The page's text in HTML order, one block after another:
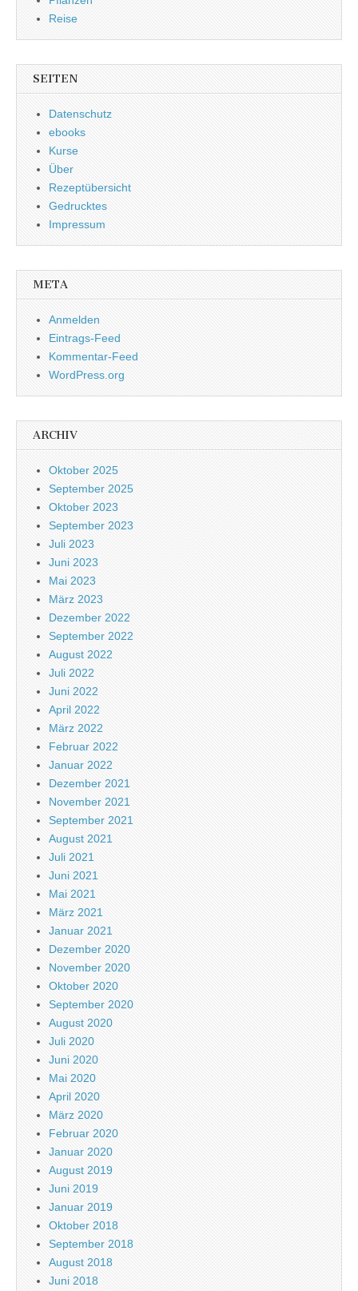
Reise
SEITEN
Datenschutz
ebooks
Kurse
Über
Rezeptübersicht
Gedrucktes
Impressum
META
Anmelden
Eintrags-Feed
Kommentar-Feed
WordPress.org
ARCHIV
Oktober 2025
September 2025
Oktober 2023
September 2023
Juli 2023
Juni 2023
Mai 2023
März 2023
Dezember 2022
September 2022
August 2022
Juli 2022
Juni 2022
April 2022
März 2022
Februar 2022
Januar 2022
Dezember 2021
November 2021
September 2021
August 2021
Juli 2021
Juni 2021
Mai 2021
März 2021
Januar 2021
Dezember 2020
November 2020
Oktober 2020
September 2020
August 2020
Juli 2020
Juni 2020
Mai 2020
April 2020
März 2020
Februar 2020
Januar 2020
August 2019
Juni 2019
Januar 2019
Oktober 2018
September 2018
August 2018
Juni 2018